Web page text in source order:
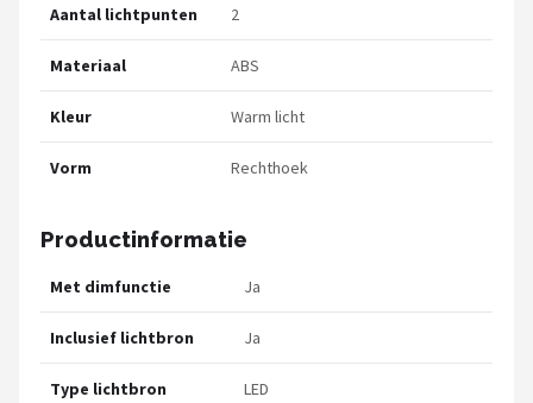
Aantal lichtpunten 2
Materiaal ABS
Kleur Warm licht
Vorm Rechthoek
Productinformatie
Met dimfunctie Ja
Inclusief lichtbron Ja
Type lichtbron
LED